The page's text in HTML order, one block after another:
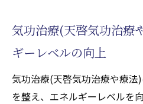
気功治療(天啓気功治療
ギーレベルの向上
気功治療(天啓気功治療や療法
を整え、エネルギーレベルを